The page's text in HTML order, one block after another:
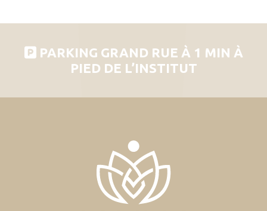
PARKING GRAND RUE À 1 MIN À
PIED DE L’INSTITUT